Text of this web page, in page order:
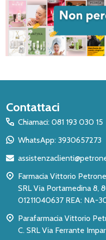
Inizio
del
piè
pagina
Contattaci
Chiamaci: 081 193 030 15
WhatsApp: 3930657273
Farmacia Vittorio
SRL Via Portamedina 8, 80134 - Napoli NA P.IVA:
01211040637 REA: NA-
Parafarmacia Vittorio
C. SRL Via Ferrante